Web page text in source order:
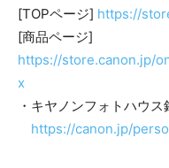
[TOPページ] https://
[商品ページ]
https://store.canon.jp/
x
・キヤノンフォトハウス
https://canon.jp/